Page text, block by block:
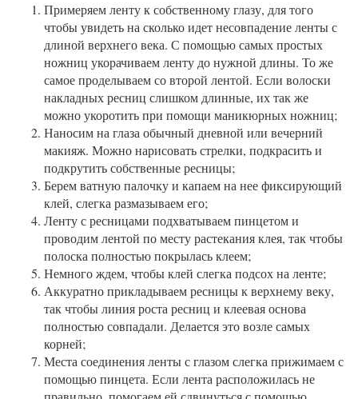
Примеряем ленту к собственному глазу, для того
чтобы увидеть на сколько идет несовпадение ленты с
длиной верхнего века. С помощью самых простых
ножниц укорачиваем ленту до нужной длины. То же
самое проделываем со второй лентой. Если волоски
накладных ресниц слишком длинные, их так же
можно укоротить при помощи маникюрных ножниц;
Наносим на глаза обычный дневной или вечерний
макияж. Можно нарисовать стрелки, подкрасить и
подкрутить собственные ресницы;
Берем ватную палочку и капаем на нее фиксирующий
клей, слегка размазываем его;
Ленту с ресницами подхватываем пинцетом и
проводим лентой по месту растекания клея, так чтобы
полоска полностью покрылась клеем;
Немного ждем, чтобы клей слегка подсох на ленте;
Аккуратно прикладываем ресницы к верхнему веку,
так чтобы линия роста ресниц и клеевая основа
полностью совпадали. Делается это возле самых
корней;
Места соединения ленты с глазом слегка прижимаем с
помощью пинцета. Если лента расположилась не